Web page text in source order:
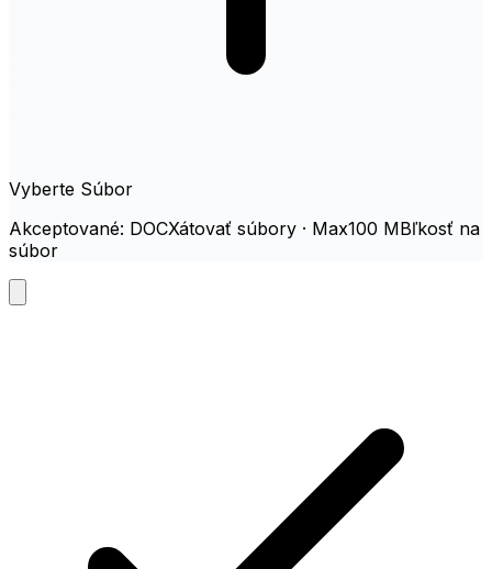
Vyberte Súbor
Akceptované: DOCXátovať súbory · Max100 MBľkosť na
súbor